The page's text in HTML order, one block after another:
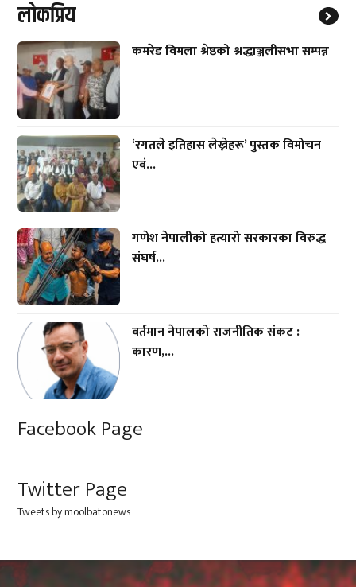
लाेकप्रिय
कमरेड विमला श्रेष्ठको श्रद्धाञ्जलीसभा सम्पन्न
‘रगतले इतिहास लेख्नेहरू’ पुस्तक विमोचन
एवं...
गणेश नेपालीको हत्यारो सरकारका विरुद्ध
संघर्ष...
वर्तमान नेपालको राजनीतिक संकट :
कारण,...
Facebook Page
Twitter Page
Tweets by moolbatonews